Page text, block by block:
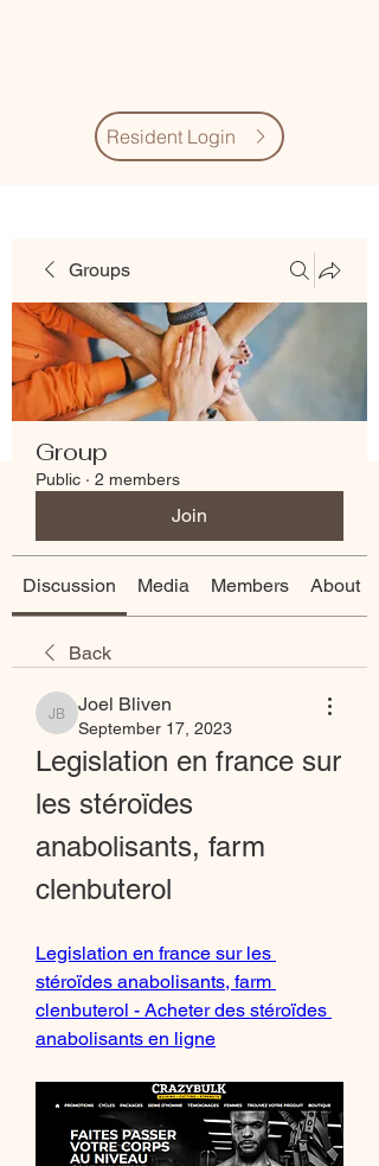
Resident Login
Groups
Group
Public · 2 members
Join
Discussion Media Members About
Back
Joel Bliven
Joel Bliven
September 17, 2023
Legislation en france sur
les stéroïdes
anabolisants, farm
clenbuterol
Legislation en france sur les
stéroïdes anabolisants, farm
clenbuterol - Acheter des stéroïdes
anabolisants en ligne